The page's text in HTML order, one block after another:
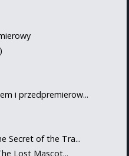
i przedpremierow...
Secret of the Tra...
Lost Mascot...